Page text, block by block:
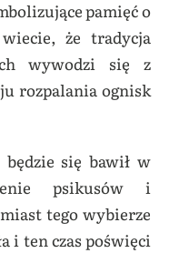
pamięć o
że tradycja
wywodzi się z
rozpalania ognisk
się bawił w
psikusów i
tego wybierze
i ten czas poświęci